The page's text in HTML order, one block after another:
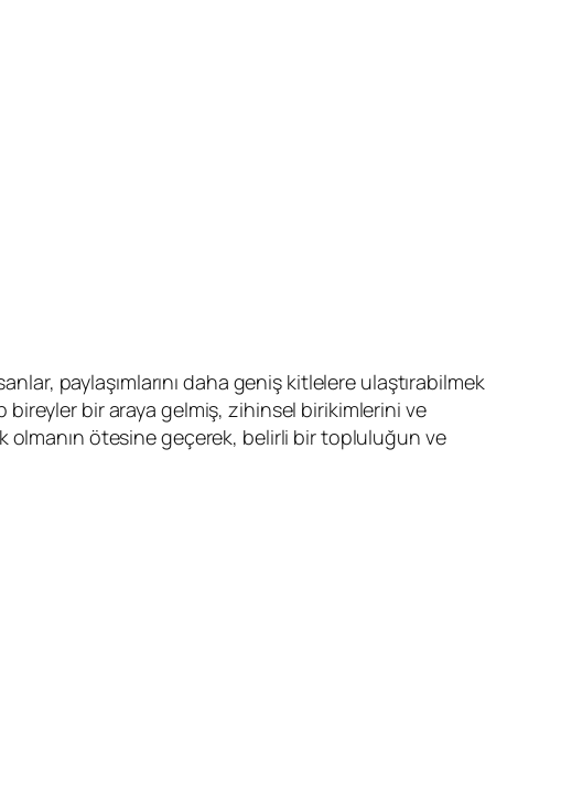
paylaşımlarını daha geniş kitlelere ulaştırabilmek
bireyler bir araya gelmiş, zihinsel birikimlerini ve
olmanın ötesine geçerek, belirli bir topluluğun ve